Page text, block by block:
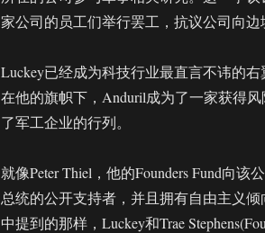
家公司的员工们举行罢工，抗议公司向边
Luckey已经成为科技行业最直言不讳的
在他的旗帜下，Anduril成为了一家获得
了军工企业的行列。
就像Peter Thiel，他的Founders Fund向
总统的公开支持者，并且拥有自由主义
中提到的那样，Luckey和Trae